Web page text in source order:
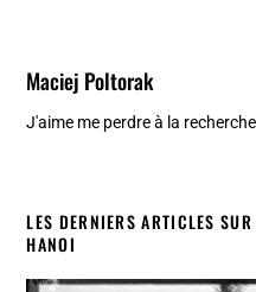
Maciej Poltorak
J'aime me perdre à la
LES DERNIERS ARTICLES
HANOI